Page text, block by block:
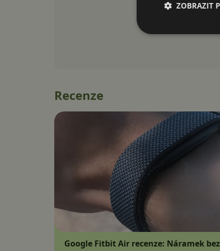
Recenze
Google Fitbit Air recenze: Náramek
ZOBRAZIT